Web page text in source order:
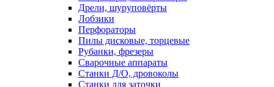
Дрели, шуруповёрты
Лобзики
Перфораторы
Пилы дисковые, торцевые
Рубанки, фрезеры
Сварочные аппараты
Станки Д/О, дровоколы
Станки для заточки